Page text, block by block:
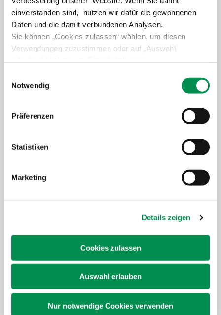
einverstanden sind, nutzen wir dafür die gewonnenen
Daten und die damit verbundenen Analysen.
Sie können „Cookies zulassen“ wählen, um diesen
Verwendungen zuzustimmen oder auf „Auswahl
detaillierteren Informationen. Erteilte Einwilligungen
Datenschutzerklärung
Notwendig
Präferenzen
Statistiken
Marketing
Details zeigen
Cookies zulassen
Auswahl erlauben
Nur notwendige Cookies verwenden
Greencare Soziale Angebote auf dem